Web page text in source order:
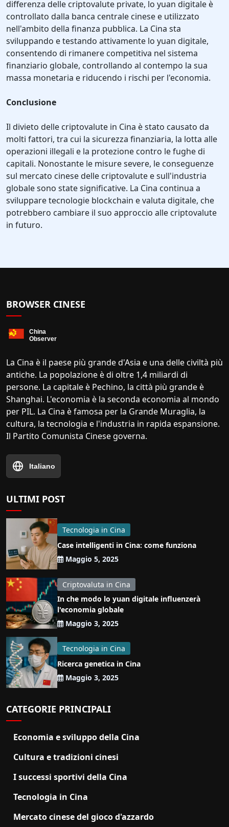
differenza delle criptovalute private, lo yuan digitale è
controllato dalla banca centrale cinese e utilizzato
nell'ambito della finanza pubblica. La Cina sta
sviluppando e testando attivamente lo yuan digitale,
consentendo di rimanere competitiva nel sistema
finanziario globale, controllando al contempo la sua
massa monetaria e riducendo i rischi per l'economia.
Conclusione
Il divieto delle criptovalute in Cina è stato causato da
molti fattori, tra cui la sicurezza finanziaria, la lotta alle
operazioni illegali e la protezione contro le fughe di
capitali. Nonostante le misure severe, le conseguenze
sul mercato cinese delle criptovalute e sull'industria
globale sono state significative. La Cina continua a
sviluppare tecnologie blockchain e valuta digitale, che
potrebbero cambiare il suo approccio alle criptovalute
in futuro.
BROWSER CINESE
La Cina è il paese più grande d'Asia e una delle civiltà più
antiche. La popolazione è di oltre 1,4 miliardi di
persone. La capitale è Pechino, la città più grande è
Shanghai. L'economia è la seconda economia al mondo
per PIL. La Cina è famosa per la Grande Muraglia, la
cultura, la tecnologia e l'industria in rapida espansione.
Il Partito Comunista Cinese governa.
Italiano
ULTIMI POST
Tecnologia in Cina
Case intelligenti in Cina: come funziona
Maggio 5, 2025
Criptovaluta in Cina
In che modo lo yuan digitale influenzerà
l'economia globale
Maggio 3, 2025
Tecnologia in Cina
Ricerca genetica in Cina
Maggio 3, 2025
CATEGORIE PRINCIPALI
Economia e sviluppo della Cina
Cultura e tradizioni cinesi
I successi sportivi della Cina
Tecnologia in Cina
Mercato cinese del gioco d'azzardo